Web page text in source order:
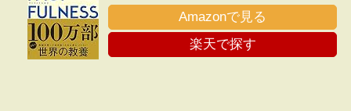
に世界を正しく見る習慣
Amazonで見る
楽天で探す